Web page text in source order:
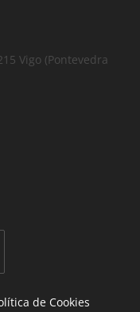
Vigo (Pontevedra
de Cookies